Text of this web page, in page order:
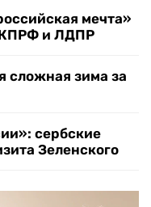
мечта»
КПРФ и ЛДПР
сложная зима за
сербские
Зеленского